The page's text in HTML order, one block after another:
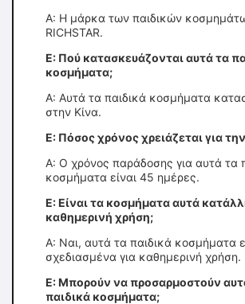
Α: Η μάρκα των παιδικών
RICHSTAR.
Ε: Πού κατασκευάζονται αυτά τα
κοσμήματα;
Α: Αυτά τα παιδικά κοσμήματα
στην Κίνα.
Ε: Πόσος χρόνος χρειάζεται για
Α: Ο χρόνος παράδοσης για αυτά τα
κοσμήματα είναι 45 ημέρες.
Ε: Είναι τα κοσμήματα αυτά
καθημερινή χρήση;
Α: Ναι, αυτά τα παιδικά κοσμήματα
σχεδιασμένα για καθημερινή χρήση.
Ε: Μπορούν να προσαρμοστούν
παιδικά κοσμήματα;